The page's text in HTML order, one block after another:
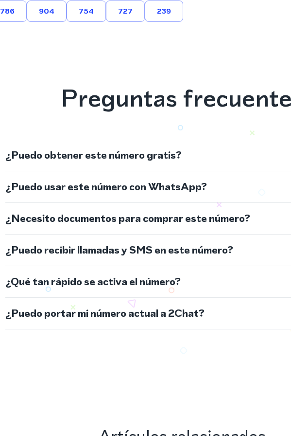
786 904 754 727 239
Preguntas
¿Puedo obtener este número gratis?
¿Puedo usar este número con WhatsApp?
¿Necesito documentos para comprar este número?
¿Puedo recibir llamadas y SMS en este número?
¿Qué tan rápido se activa el número?
¿Puedo portar mi número actual a 2Chat?